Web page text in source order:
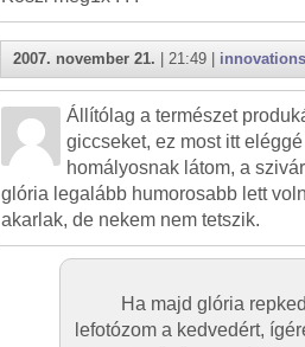
2007. november 21. | 21:49 | innovations
Állítólag a természet
giccseket, ez most itt
homályosnak látom, a
glória legalább humorosabb lett
akarlak, de nekem nem tetszik.
Ha majd glória
lefotózom a kedvedért,